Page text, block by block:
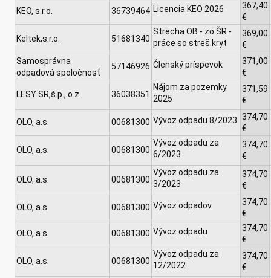
KEO, s.r.o. 36739464 Licencia KEO 2026
367,40
€
Keltek,s.r.o. 51681340
Strecha OB - zo ŠR -
práce so streš.kryt
369,00
€
Samosprávna
odpadová spoločnosť
57146926 Členský príspevok
371,00
€
LESY SR,š.p., o.z. 36038351
Nájom za pozemky
2025
371,59
€
OLO, a.s. 00681300 Vývoz odpadu 8/2023 374,70
€
OLO, a.s. 00681300
Vývoz odpadu za
6/2023
374,70
€
OLO, a.s. 00681300
Vývoz odpadu za
3/2023
374,70
€
OLO, a.s. 00681300 Vývoz odpadov
374,70
€
OLO, a.s. 00681300 Vývoz odpadu
374,70
€
OLO, a.s. 00681300
Vývoz odpadu za
12/2022
374,70
€